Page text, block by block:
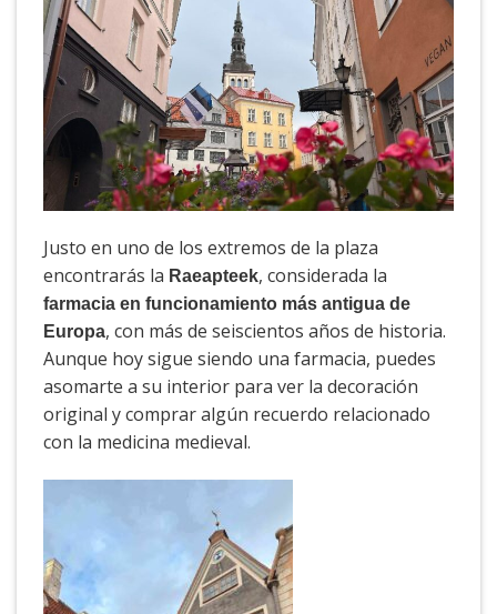
Justo en uno de los extremos de la plaza
encontrarás la Raeapteek, considerada la
farmacia en funcionamiento más antigua de
Europa, con más de seiscientos años de historia.
Aunque hoy sigue siendo una farmacia, puedes
asomarte a su interior para ver la decoración
original y comprar algún recuerdo relacionado
con la medicina medieval.